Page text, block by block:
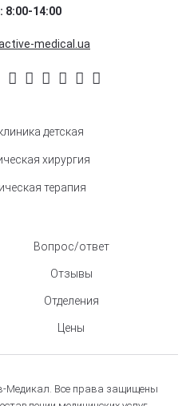
8:00-14:00
medical.ua
детская
хирургия
терапия
Вопрос/ответ
Отзывы
Отделения
Цены
Медикал. Все права защищены